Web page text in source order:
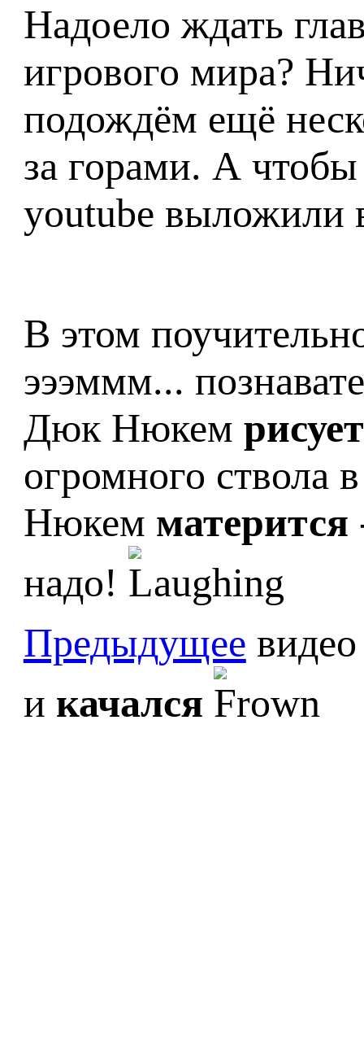
Надоело ждать
игрового мира?
подождём ещё
за горами. А
youtube выложили
В этом
эээммм...
Дюк Нюкем рисует
огромного ствола
Нюкем матерится
надо!
Предыдущее
и качался